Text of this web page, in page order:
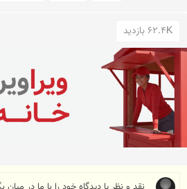
62.4K بازدید